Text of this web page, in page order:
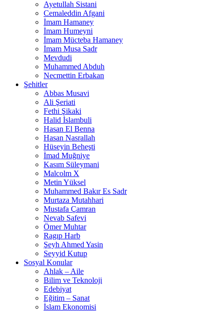
Ayetullah Sistani
Cemaleddin Afgani
İmam Hamaney
İmam Humeyni
İmam Mücteba Hamaney
İmam Musa Sadr
Mevdudi
Muhammed Abduh
Necmettin Erbakan
Şehitler
Abbas Musavi
Ali Şeriati
Fethi Şikaki
Halid İslambuli
Hasan El Benna
Hasan Nasrallah
Hüseyin Beheşti
İmad Muğniye
Kasım Süleymani
Malcolm X
Metin Yüksel
Muhammed Bakır Es Sadr
Murtaza Mutahhari
Mustafa Çamran
Nevab Safevi
Ömer Muhtar
Ragıp Harb
Şeyh Ahmed Yasin
Seyyid Kutup
Sosyal Konular
Ahlak – Aile
Bilim ve Teknoloji
Edebiyat
Eğitim – Sanat
İslam Ekonomisi